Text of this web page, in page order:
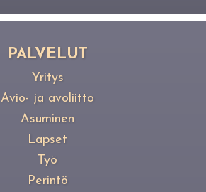
PAL­VE­LUT
Yritys
Avio- ja avoliitto
Asuminen
Lapset
Työ
Perintö